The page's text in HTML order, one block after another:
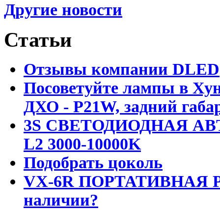
Другие новости
Статьи
Отзывы компании DLED
Посоветуйте лампы в
ДХО - P21W, задний
3S СВЕТОДИОДНАЯ
L2 3000-10000K
Подобрать цоколь
VX-6R ПОРТАТИВНАЯ
наличии?